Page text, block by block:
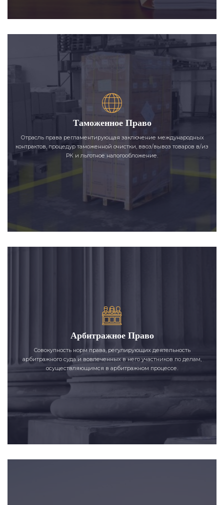
Таможенное Право
Отрасль права регламентирующая заключение международных
контрактов, процедур таможенной очистки, ввоз/вывоз товаров в/из
РК и льготное налогообложение.
Арбитражное Право
Совокупность норм права, регулирующих деятельность
арбитражного суда и вовлеченных в него участников по делам,
осуществляющимся в арбитражном процессе.